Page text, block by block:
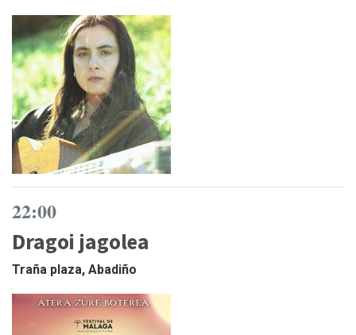
22:00
Dragoi jagolea
Traña plaza, Abadiño